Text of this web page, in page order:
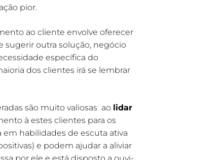
pior.
ao cliente envolve oferecer
sugerir outra solução, negócio
específica do
dos clientes irá se lembrar
são muito valiosas ao lidar
à estes clientes para os
habilidades de escuta ativa
e podem ajudar a aliviar